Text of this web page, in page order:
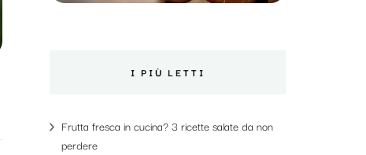
I PIÙ LETTI
Frutta fresca in cucina? 3 ricette salate da non
perdere